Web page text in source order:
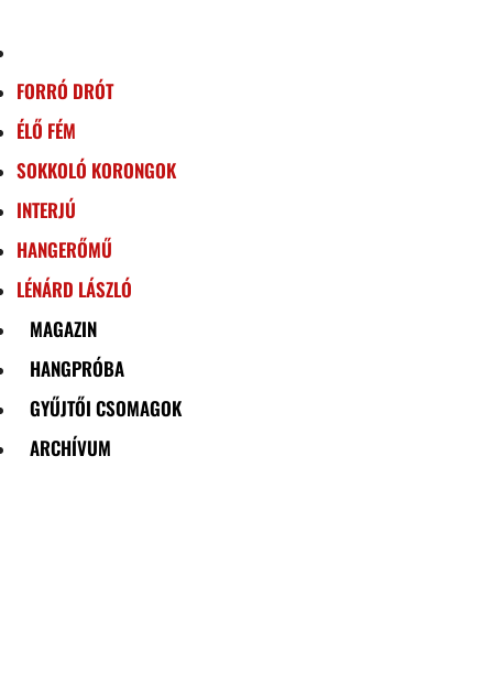
FORRÓ DRÓT
ÉLŐ FÉM
SOKKOLÓ KORONGOK
INTERJÚ
HANGERŐMŰ
LÉNÁRD LÁSZLÓ
MAGAZIN
HANGPRÓBA
GYŰJTŐI CSOMAGOK
ARCHÍVUM